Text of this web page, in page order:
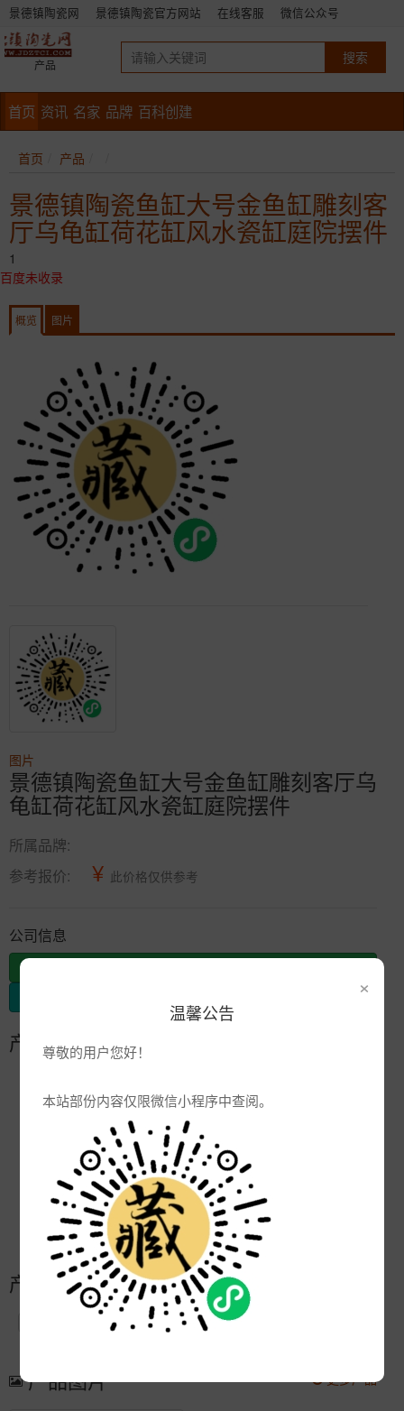
×
温馨公告
尊敬的用户您好！
本站部份内容仅限微信小程序中查阅。
景德镇陶瓷网 景德镇陶瓷官方网站 在线客服 微信公众号
产品
首页 资讯 名家 品牌 百科创建
首页 产品
景德镇陶瓷鱼缸大号金鱼缸雕刻客
厅乌龟缸荷花缸风水瓷缸庭院摆件
1
百度未收录
概览 图片
图片
景德镇陶瓷鱼缸大号金鱼缸雕刻客厅乌
龟缸荷花缸风水瓷缸庭院摆件
所属品牌:
参考报价:
¥ 此价格仅供参考
公司信息
产品参数
品牌:
景德镇
1643
厂商:
景德镇圣菲陶瓷有限公司
更新:
2020-07-02 11:11:58
产品简介
更多产品
产品图片